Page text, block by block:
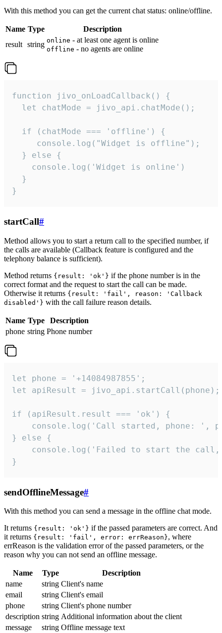
With this method you can get the current chat status: online/offline.
Name Type
Description
result string online - at least one agent is online
offline - no agents are online
function jivo_onLoadCallback() {
  let chatMode = jivo_api.chatMode();
  if (chatMode === 'offline') {
     console.log("Widget is offline");
  } else {
    console.log('Widget is online')
  }
}
startCall#
Method allows you to start a return call to the specified number, if
the calls are available (Callback feature is configured and the
telephony balance is sufficient).
Method returns {result: 'ok'} if the phone number is in the
correct format and the request to start the call can be made.
Otherwise it returns {result: 'fail', reason: 'Callback
disabled'} with the call failure reason details.
Name Type
Description
phone string Phone number
let phone = '+14084987855';
let apiResult = jivo_api.startCall(phone);
if (apiResult.result === 'ok') {
console.log('Call started, phone: ',
} else {
console.log('Failed to start the
}
sendOfflineMessage#
With this method you can send a message in the offline chat mode.
It returns {result: 'ok'} if the passed parameters are correct. And
it returns {result: 'fail', error: errReason}, where
errReason is the validation error of the passed parameters, or the
reason why you can not send an offline message.
Name Type
Description
name
string Client's name
email
string Client's email
phone
string Client's phone number
description string Additional information about the client
message
string Offline message text